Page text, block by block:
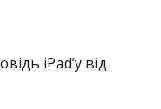
iPad’у від